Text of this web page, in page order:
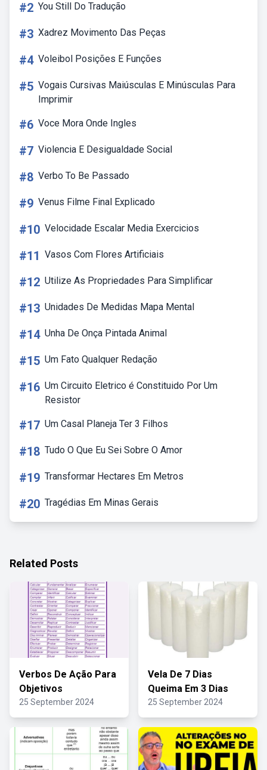
#2 You Still Do Tradução
#3 Xadrez Movimento Das Peças
#4 Voleibol Posições E Funções
#5 Vogais Cursivas Maiúsculas E Minúsculas Para
Imprimir
#6 Voce Mora Onde Ingles
#7 Violencia E Desigualdade Social
#8 Verbo To Be Passado
#9 Venus Filme Final Explicado
#10 Velocidade Escalar Media Exercicios
#11 Vasos Com Flores Artificiais
#12 Utilize As Propriedades Para Simplificar
#13 Unidades De Medidas Mapa Mental
#14 Unha De Onça Pintada Animal
#15 Um Fato Qualquer Redação
#16 Um Circuito Eletrico é Constituido Por Um
Resistor
#17 Um Casal Planeja Ter 3 Filhos
#18 Tudo O Que Eu Sei Sobre O Amor
#19 Transformar Hectares Em Metros
#20 Tragédias Em Minas Gerais
Related Posts
Verbos De Ação Para
Objetivos
25 September 2024
Vela De 7 Dias
Queima Em 3 Dias
25 September 2024